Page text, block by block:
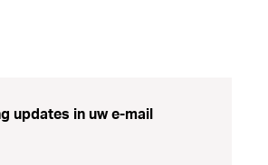
updates in uw e-mail